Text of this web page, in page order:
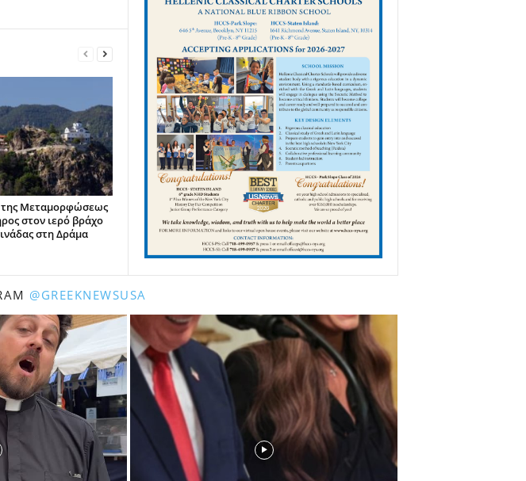
της Μεταμορφώσεως
στον ιερό βράχο
στη Δράμα
@GREEKNEWSUSA